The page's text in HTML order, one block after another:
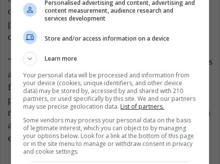
criticado la legislación ambiental que obliga a los
propietarios a conservar una proporción de sus tierras
con vegetación nativa.
"Si perdemos esta tierra por el uso agrícola, podríamos
aumentar considerablemente el riesgo de malaria, y la
factura de cada caso de malaria en el Amazonas es
pagada por familias pobres y vulnerables en esta
región", dijo el Dr. Chaves. "El desarrollo nunca llega
al pequeño productor rural; solo produce
enfermedades".
Personalised advertising and content, advertising and
content measurement, audience research and
services development
Store and/or access information on a device
Learn more
Your personal data will be processed and information from
your device (cookies, unique identifiers, and other device
data) may be stored by, accessed by and shared with 210
partners, or used specifically by this site. We and our partners
may use precise geolocation data. List of partners.
Some vendors may process your personal data on the basis
of legitimate interest, which you can object to by managing
your options below. Look for a link at the bottom of this page
or in the site menu to manage or withdraw consent in privacy
and cookie settings.